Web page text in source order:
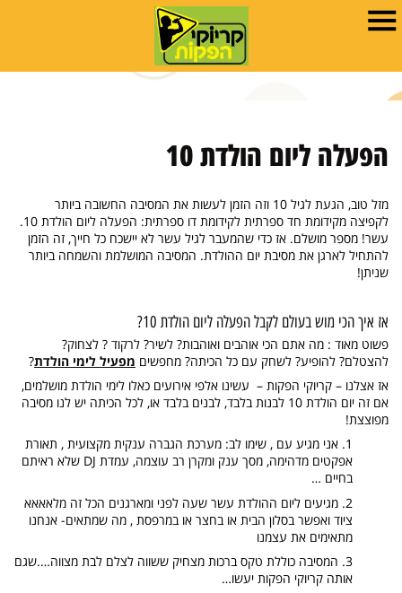
הפעלה ליום הולדת 10
מזל טוב, הגעת לגיל 10 וזה הזמן לעשות את המסיבה החשובה ביותר
לקפיצה מקידומת חד ספרתית לקידומת דו ספרתית: הפעלה ליום הולדת 10.
עשר! מספר מושלם. אז כדי שהמעבר לגיל עשר לא יישכח כל חייך, זה הזמן
להתחיל לארגן את מסיבת יום ההולדת. המסיבה המושלמת והשמחה ביותר
שניתן!
אז איך הכי מוש בעולם לקבל הפעלה ליום הולדת 10?
פשוט מאוד : מה אתם הכי אוהבים ואוהבות? לשיר? לרקוד ? לצחוק?
להצטלם? להופיע? לשחק עם כל הכיתה? מחפשים מפעיל לימי הולדת?
אז אצלנו – קריוקי הפקות – עשינו אלפי אירועים כאלו לימי הולדת מושלמים,
אם זה יום הולדת 10 לבנות בלבד, לבנים בלבד או, לכל הכיתה יש לנו מסיבה
מפוצצת!
אני מגיע עם , שימו לב: מערכת הגברה ענקית מקצועית , תאורת
אפקטים מדהימה, מסך ענק ומקרן רב עוצמה, עמדת DJ שלא ראיתם
בחיים …
מגיעים ליום ההולדת עשר שעה לפני ומארגנים הכל זה מלאאאא
ציוד ואפשר בסלון הבית או בחצר או במרפסת , מה שמתאים- אנחנו
מתאימים את עצמנו
המסיבה כוללת טקס ברכות מצחיק ששווה לצלם לבת מצווה….שגם
אותה קריוקי הפקות יעשו…